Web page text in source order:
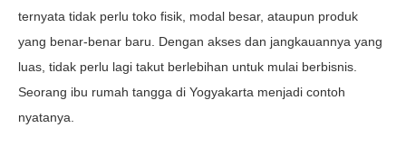
ternyata tidak perlu toko fisik, modal besar, ataupun produk
yang benar-benar baru. Dengan akses dan jangkauannya yang
luas, tidak perlu lagi takut berlebihan untuk mulai berbisnis.
Seorang ibu rumah tangga di Yogyakarta menjadi contoh
nyatanya.